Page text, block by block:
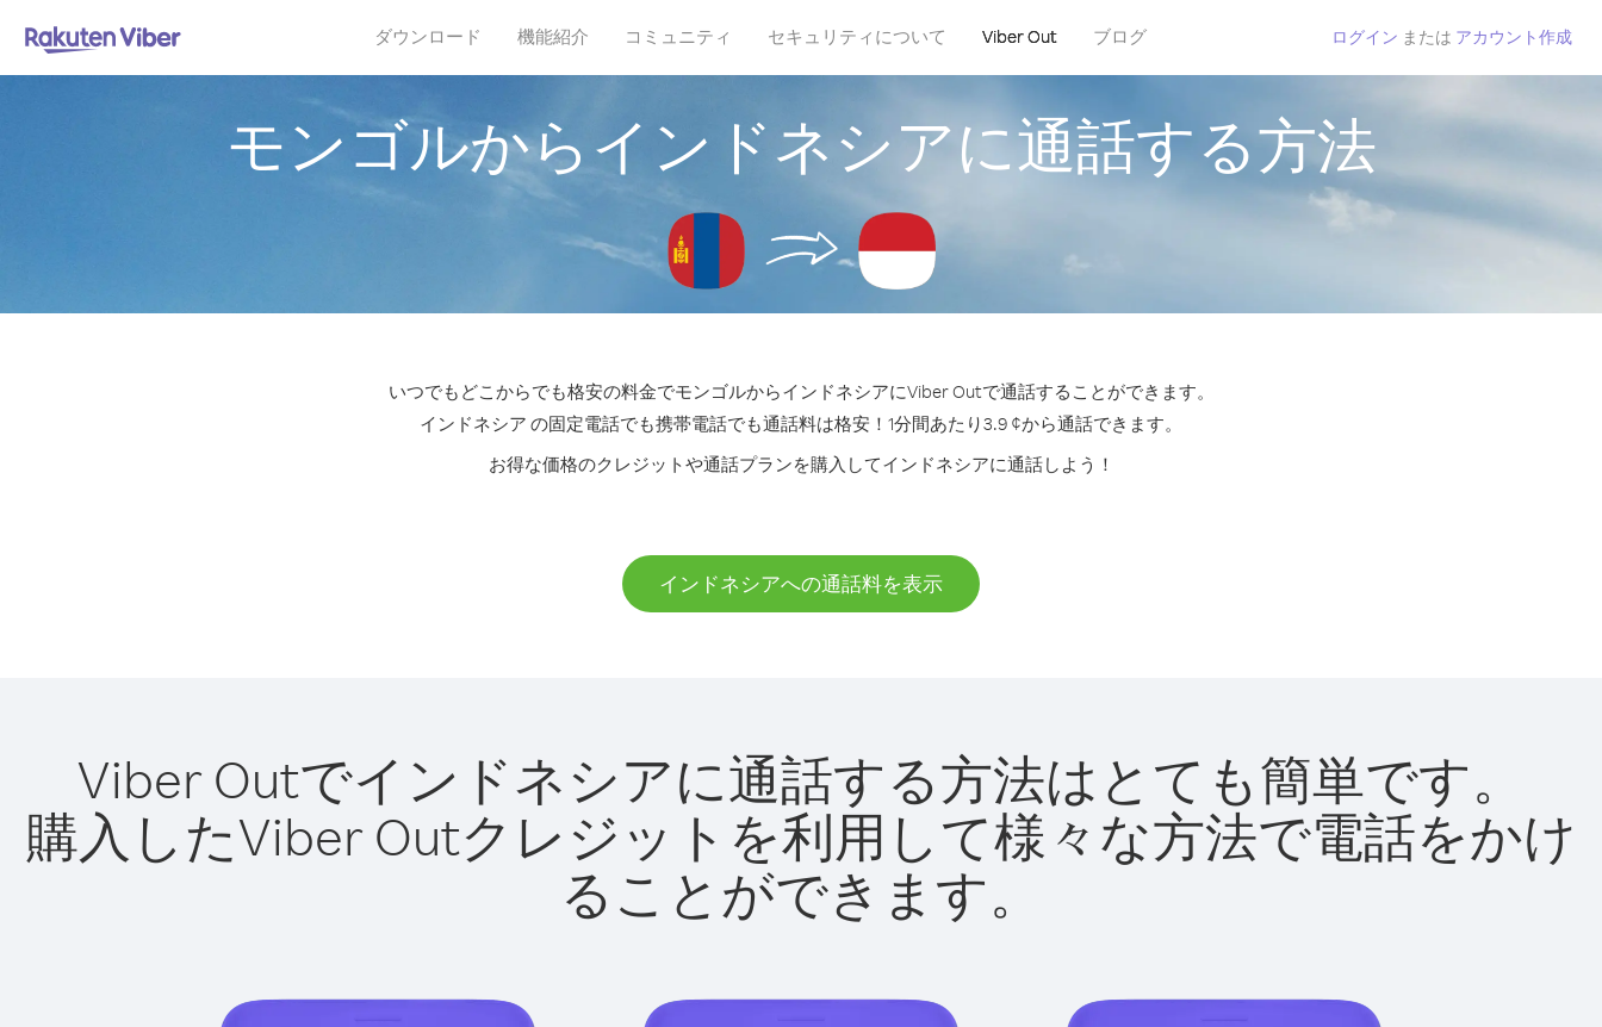
ダウンロード 機能紹介 コミュニティ セキュリティについて Viber Out ブログ ログイン または アカウント作成
モンゴルからインドネシアに通話する方法
いつでもどこからでも格安の料金でモンゴルからインドネシアにViber Outで通話することができます。
インドネシア の固定電話でも携帯電話でも通話料は格安！1分間あたり3.9 ¢から通話できます。
お得な価格のクレジットや通話プランを購入してインドネシアに通話しよう！
インドネシアへの通話料を表示
Viber Outでインドネシアに通話する方法はとても簡単です。
購入したViber Outクレジットを利用して様々な方法で電話をかけ
ることができます。